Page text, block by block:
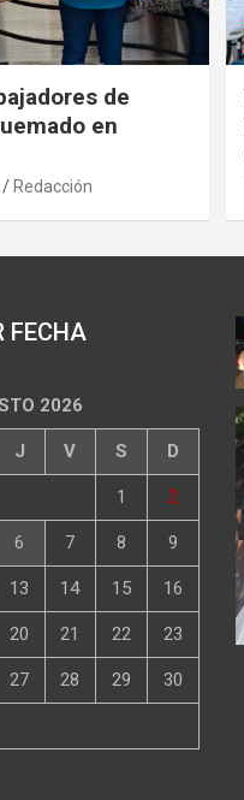
de
en
Redacción
FECHA
2026
J V S D
1 2
6 7 8 9
13 14 15 16
20 21 22 23
27 28 29 30